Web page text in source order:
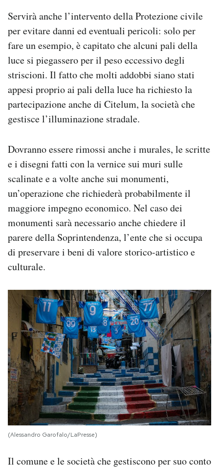
Servirà anche l’intervento della Protezione civile
per evitare danni ed eventuali pericoli: solo per
fare un esempio, è capitato che alcuni pali della
luce si piegassero per il peso eccessivo degli
striscioni. Il fatto che molti addobbi siano stati
appesi proprio ai pali della luce ha richiesto la
partecipazione anche di Citelum, la società che
gestisce l’illuminazione stradale.
Dovranno essere rimossi anche i murales, le scritte
e i disegni fatti con la vernice sui muri sulle
scalinate e a volte anche sui monumenti,
un’operazione che richiederà probabilmente il
maggiore impegno economico. Nel caso dei
monumenti sarà necessario anche chiedere il
parere della Soprintendenza, l’ente che si occupa
di preservare i beni di valore storico-artistico e
culturale.
(Alessandro Garofalo/LaPresse)
Il comune e le società che gestiscono per suo conto